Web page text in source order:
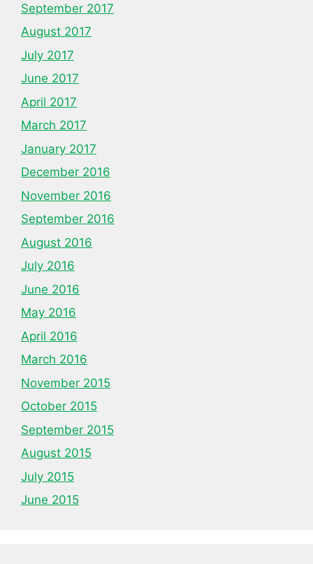
September 2017
August 2017
July 2017
June 2017
April 2017
March 2017
January 2017
December 2016
November 2016
September 2016
August 2016
July 2016
June 2016
May 2016
April 2016
March 2016
November 2015
October 2015
September 2015
August 2015
July 2015
June 2015